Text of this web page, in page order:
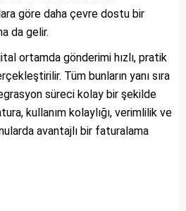
göre daha çevre dostu bir
da gelir.
ortamda gönderimi hızlı, pratik
Tüm bunların yanı sıra
süreci kolay bir şekilde
kullanım kolaylığı, verimlilik ve
avantajlı bir faturalama